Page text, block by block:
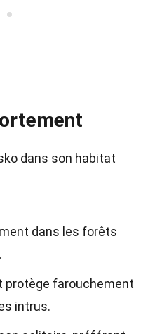
dans son habitat
dans les forêts
protège farouchement
intrus.